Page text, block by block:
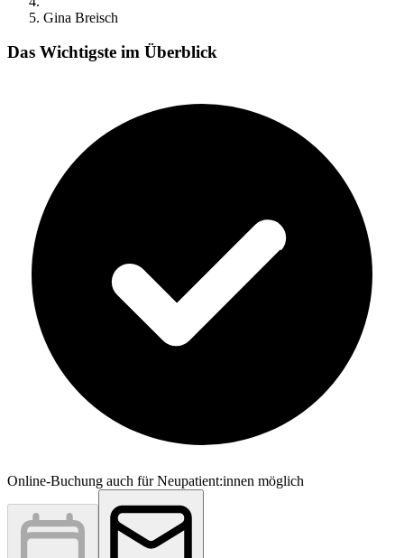
Gina Breisch
Das Wichtigste im Überblick
Online-Buchung auch für Neupatient:innen möglich